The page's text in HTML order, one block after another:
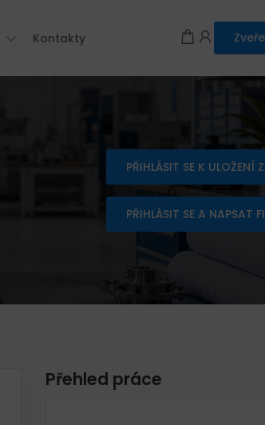
Kontakty
PŘIHLÁSIT SE K ULOŽENÍ
PŘIHLÁSIT SE A NAPSAT
Přehled práce